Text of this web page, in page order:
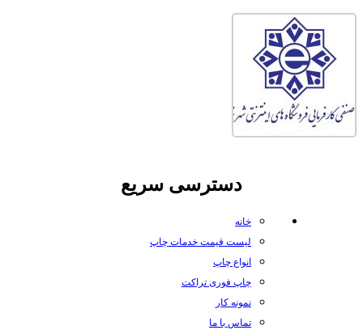
دسترسی سریع
خانه
لیست قیمت خدمات چاپ
انواع چاپ
چاپ فوری تراکت
نمونه کار
تماس با ما